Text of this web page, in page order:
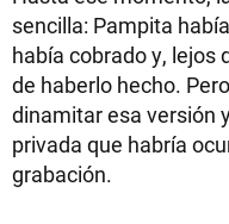
sencilla: Pampita
había cobrado y, lejos
de haberlo hecho.
dinamitar esa versión
privada que habría
grabación.